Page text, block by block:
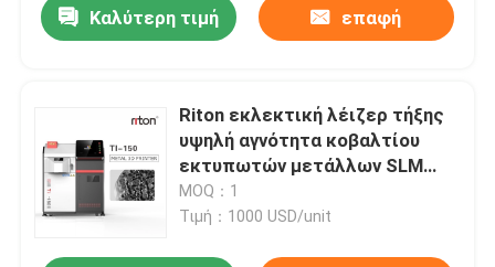
Καλύτερη τιμή επαφή
Riton εκλεκτική λέιζερ τήξης
υψηλή αγνότητα κοβαλτίου
εκτυπωτών μετάλλων SLM
σκονών οδοντική
MOQ：1
Τιμή：1000 USD/unit